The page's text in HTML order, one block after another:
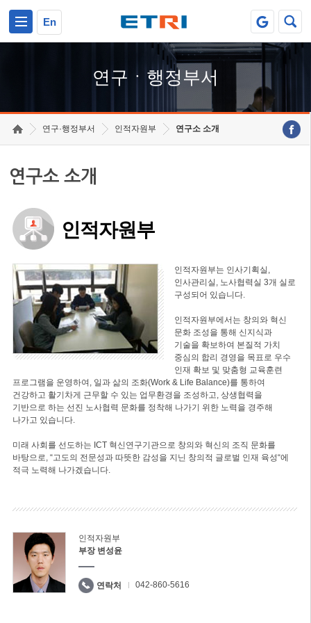
En
연구ㆍ행정부서
연구·행정부서 인적자원부 연구소 소개
연구소 소개
인적자원부
인적자원부는 인사기획실,
인사관리실, 노사협력실 3개 실로
구성되어 있습니다.
인적자원부에서는 창의와 혁신
문화 조성을 통해 신지식과
기술을 확보하여 본질적 가치
중심의 합리 경영을 목표로 우수
인재 확보 및 맞춤형 교육훈련
프로그램을 운영하여, 일과 삶의 조화(Work & Life Balance)를 통하여
건강하고 활기차게 근무할 수 있는 업무환경을 조성하고, 상생협력을
기반으로 하는 선진 노사협력 문화를 정착해 나가기 위한 노력을 경주해
나가고 있습니다.
미래 사회를 선도하는 ICT 혁신연구기관으로 창의와 혁신의 조직 문화를
바탕으로, “고도의 전문성과 따뜻한 감성을 지닌 창의적 글로벌 인재 육성“에
적극 노력해 나가겠습니다.
인적자원부
부장 변성윤
연락처 042-860-5616